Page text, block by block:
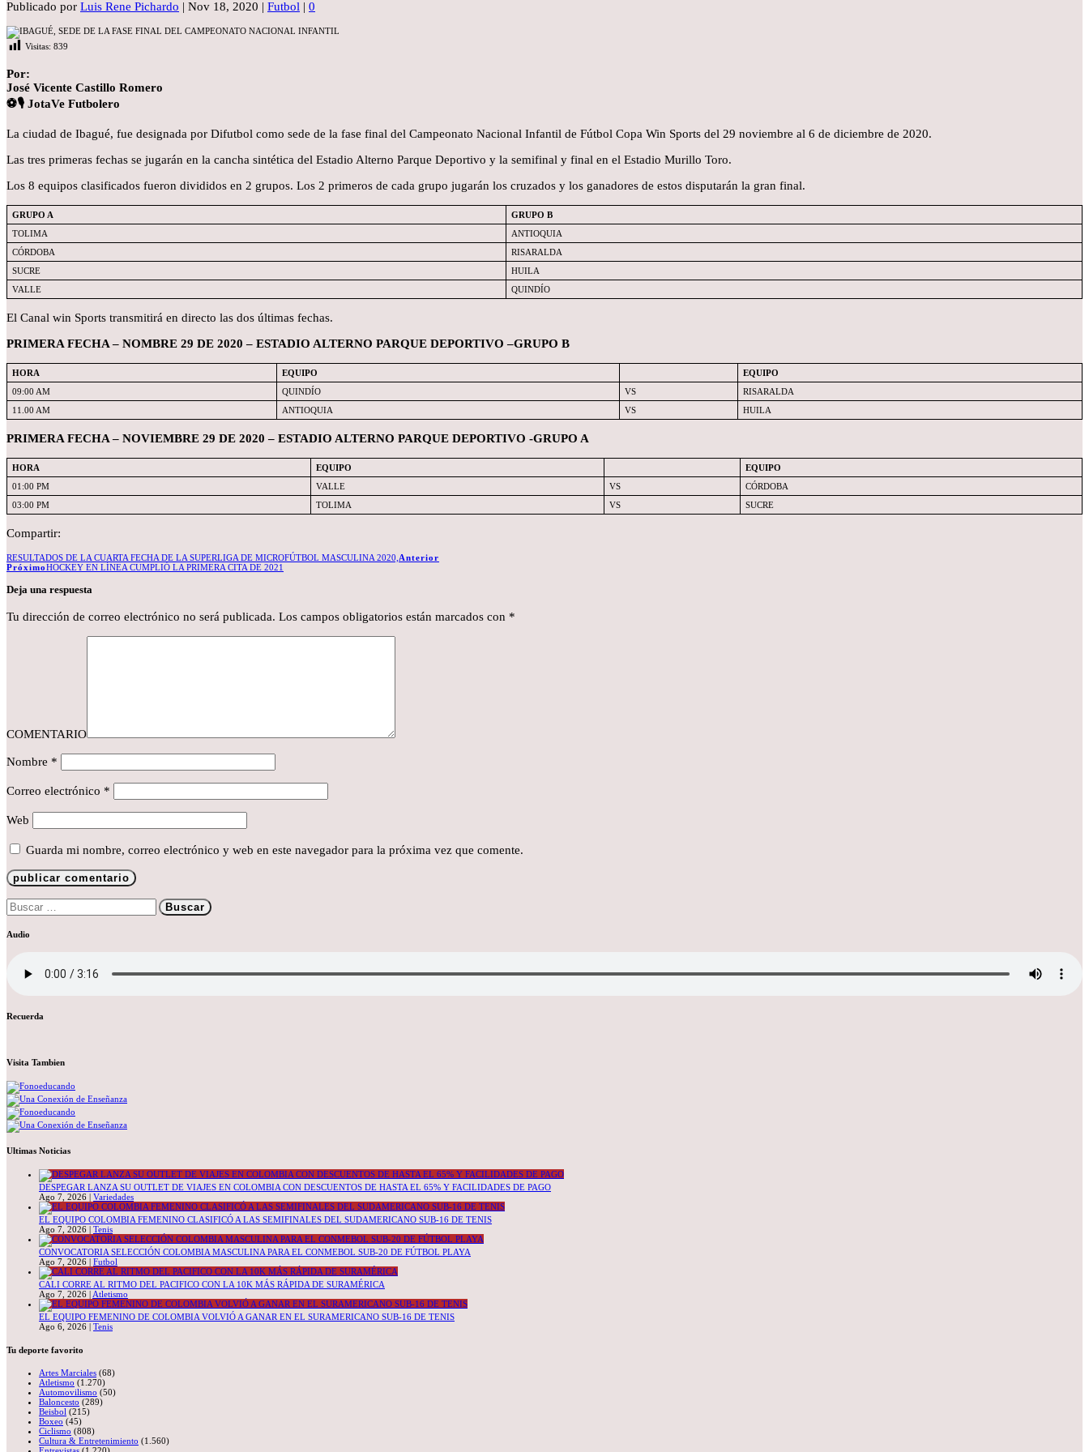
Publicado por Luis Rene Pichardo | Nov 18, 2020 | Futbol | 0
Visitas: 839
Por:
José Vicente Castillo Romero
⚽🎙 JotaVe Futbolero
La ciudad de Ibagué, fue designada por Difutbol como sede de la fase final del Campeonato Nacional Infantil de Fútbol Copa Win Sports del 29 noviembre al 6 de diciembre de 2020.
Las tres primeras fechas se jugarán en la cancha sintética del Estadio Alterno Parque Deportivo y la semifinal y final en el Estadio Murillo Toro.
Los 8 equipos clasificados fueron divididos en 2 grupos. Los 2 primeros de cada grupo jugarán los cruzados y los ganadores de estos disputarán la gran final.
GRUPO A
GRUPO B
TOLIMA
ANTIOQUIA
CÓRDOBA
RISARALDA
SUCRE
HUILA
VALLE
QUINDÍO
El Canal win Sports transmitirá en directo las dos últimas fechas.
PRIMERA FECHA – NOMBRE 29 DE 2020 – ESTADIO ALTERNO PARQUE DEPORTIVO –GRUPO B
HORA EQUIPO
EQUIPO
09:00 AM
QUINDÍO VS
RISARALDA
11.00 AM
ANTIOQUIA VS HUILA
PRIMERA FECHA – NOVIEMBRE 29 DE 2020 – ESTADIO ALTERNO PARQUE DEPORTIVO -GRUPO A
HORA EQUIPO
EQUIPO
01:00 PM
VALLE VS
CÓRDOBA
03:00 PM
TOLIMA VS SUCRE
Compartir:
RESULTADOS DE LA CUARTA FECHA DE LA SUPERLIGA DE MICROFÚTBOL MASCULINA 2020, Anterior
PróximoHOCKEY EN LÍNEA CUMPLIÓ LA PRIMERA CITA DE 2021
Deja una respuesta
Tu dirección de correo electrónico no será publicada. Los campos obligatorios están marcados con *
COMENTARIO
Nombre *
Correo electrónico *
Web
Guarda mi nombre, correo electrónico y web en este navegador para la próxima vez que comente.
Buscar:
Audio
Recuerda
Visita Tambien
Ultimas Noticias
DESPEGAR LANZA SU OUTLET DE VIAJES EN COLOMBIA CON DESCUENTOS DE HASTA EL 65% Y FACILIDADES DE PAGO
Ago 7, 2026 | Variedades
EL EQUIPO COLOMBIA FEMENINO CLASIFICÓ A LAS SEMIFINALES DEL SUDAMERICANO SUB-16 DE TENIS
Ago 7, 2026 | Tenis
CONVOCATORIA SELECCIÓN COLOMBIA MASCULINA PARA EL CONMEBOL SUB-20 DE FÚTBOL PLAYA
Ago 7, 2026 | Futbol
CALI CORRE AL RITMO DEL PACIFICO CON LA 10K MÁS RÁPIDA DE SURAMÉRICA
Ago 7, 2026 | Atletismo
EL EQUIPO FEMENINO DE COLOMBIA VOLVIÓ A GANAR EN EL SURAMERICANO SUB-16 DE TENIS
Ago 6, 2026 | Tenis
Tu deporte favorito
Artes Marciales (68)
Atletismo (1.270)
Automovilismo (50)
Baloncesto (289)
Beisbol (215)
Boxeo (45)
Ciclismo (808)
Cultura & Entretenimiento (1.560)